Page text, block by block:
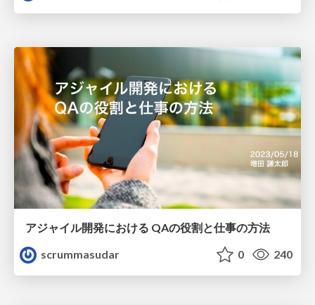
アジャイル開発における QAの役割と仕事の方法
scrummasudar
0 240